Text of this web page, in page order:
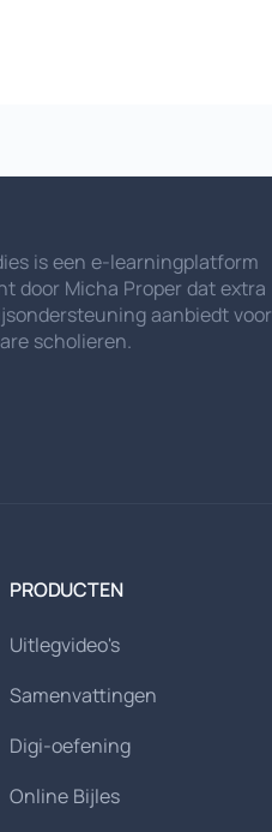
is een e-learningplatform
door Micha Proper dat extra
aanbiedt voor
scholieren.
PRODUCTEN
Uitlegvideo's
Samenvattingen
Digi-oefening
Online Bijles